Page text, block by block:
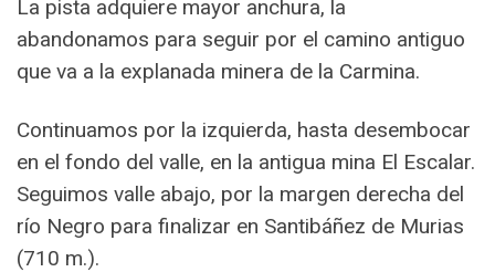
La pista adquiere mayor anchura, la
abandonamos para seguir por el camino antiguo
que va a la explanada minera de la Carmina.
Continuamos por la izquierda, hasta desembocar
en el fondo del valle, en la antigua mina El Escalar.
Seguimos valle abajo, por la margen derecha del
río Negro para finalizar en Santibáñez de Murias
(710 m.).